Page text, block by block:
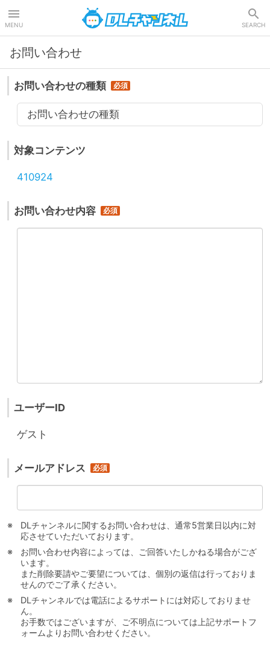
MENU SEARCH
お問い合わせ
お問い合わせの種類
お問い合わせの種類
対象コンテンツ
410924
お問い合わせ内容
ユーザーID
ゲスト
メールアドレス
DLチャンネルに関するお問い合わせは、通常5営業日以内に対
応させていただいております。
お問い合わせ内容によっては、ご回答いたしかねる場合がござ
います。
また削除要請やご要望については、個別の返信は行っておりま
せんのでご了承ください。
DLチャンネルでは電話によるサポートには対応しておりませ
ん。
お手数ではございますが、ご不明点については上記サポートフ
ォームよりお問い合わせください。